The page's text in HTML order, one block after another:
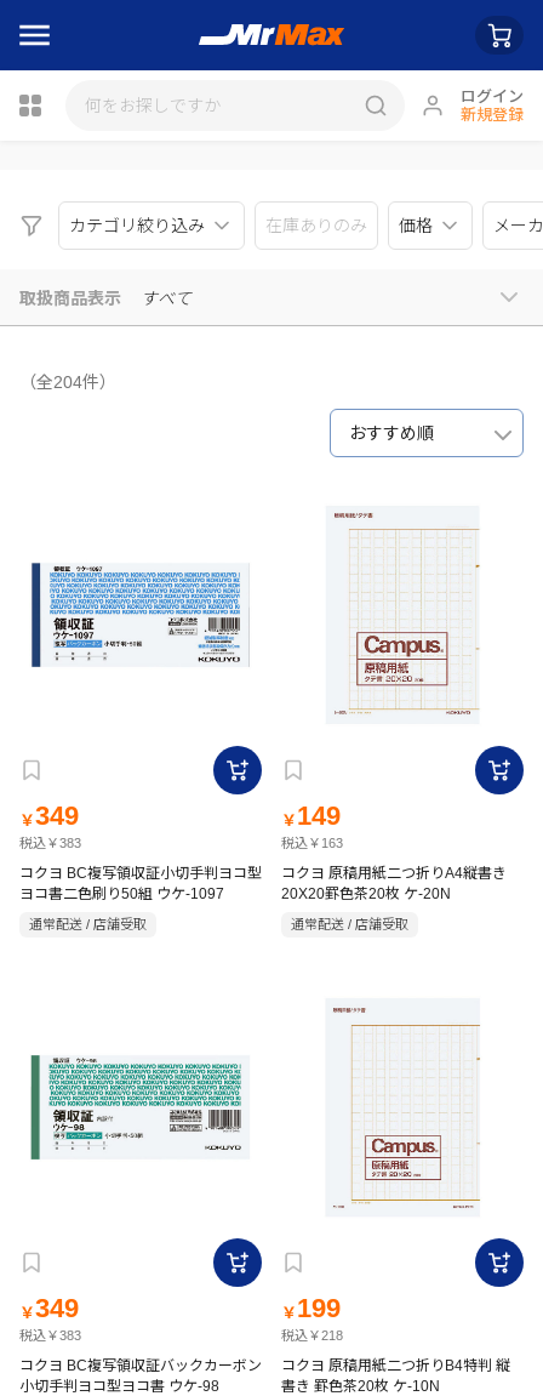
ログイン
新規登録
カテゴリ絞り込み 在庫ありのみ 価格 メー
取扱商品表示 すべて
（全204件）
おすすめ順
￥349
税込￥383
コクヨ BC複写領収証小切手判ヨコ型
ヨコ書二色刷り50組 ウケ-1097
通常配送 / 店舗受取
￥ 149
税込￥163
コクヨ 原稿用紙二つ折りA4縦書き
20X20罫色茶20枚 ケ-20N
通常配送 / 店舗受取
￥349
税込￥383
コクヨ BC複写領収証バックカーボン
小切手判ヨコ型ヨコ書 ウケ-98
￥ 199
税込￥218
コクヨ 原稿用紙二つ折りB4特判 縦
書き 罫色茶20枚 ケ-10N